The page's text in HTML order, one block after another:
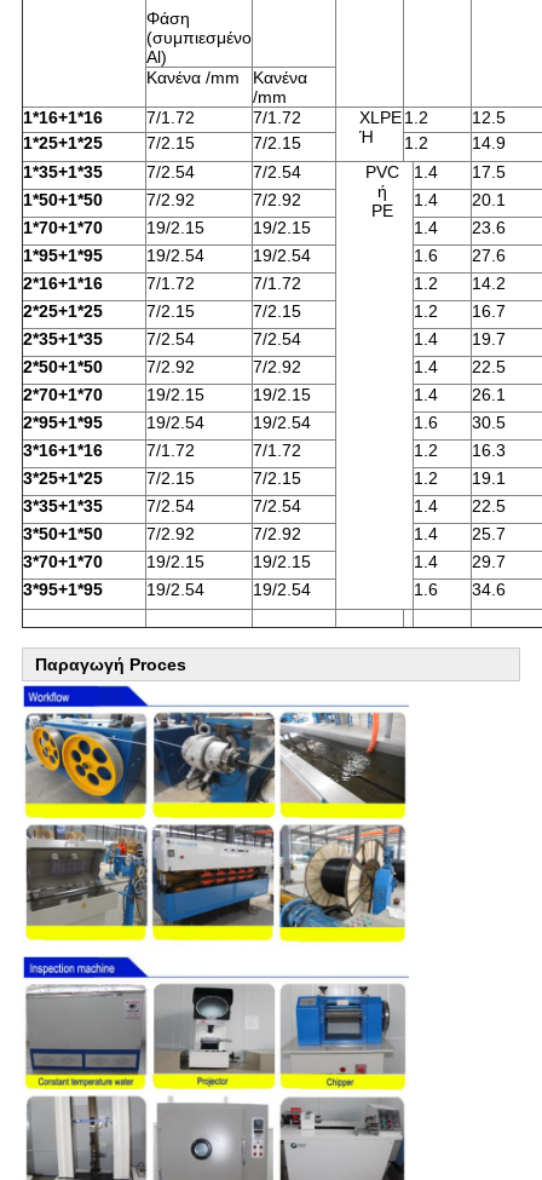
Φάση
(συμπιεσμένο
Al)
Κανένα /mm
Κανένα
/mm
1*16+1*16
7/1.72 7/1.72
XLPE
Ή
1.2
12.5
1*25+1*25
7/2.15 7/2.15 1.2
14.9
1*35+1*35
7/2.54 7/2.54
PVC
ή
PE
1.4
17.5
1*50+1*50
7/2.92 7/2.92 1.4
20.1
1*70+1*70
19/2.15 19/2.15 1.4
23.6
1*95+1*95
19/2.54 19/2.54 1.6
27.6
2*16+1*16
7/1.72 7/1.72 1.2
14.2
2*25+1*25
7/2.15 7/2.15 1.2
16.7
2*35+1*35
7/2.54 7/2.54 1.4
19.7
2*50+1*50
7/2.92 7/2.92 1.4
22.5
2*70+1*70
19/2.15 19/2.15 1.4
26.1
2*95+1*95
19/2.54 19/2.54 1.6
30.5
3*16+1*16
7/1.72 7/1.72 1.2
16.3
3*25+1*25
7/2.15 7/2.15 1.2
19.1
3*35+1*35
7/2.54 7/2.54 1.4
22.5
3*50+1*50
7/2.92 7/2.92 1.4
25.7
3*70+1*70
19/2.15 19/2.15 1.4
29.7
3*95+1*95
19/2.54 19/2.54 1.6 34.6
Παραγωγή Proces